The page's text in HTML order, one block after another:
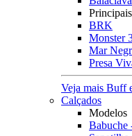
BRK
Monster
Mar
Presa
Veja mais Buff
Calçados
Modelos
Babuche